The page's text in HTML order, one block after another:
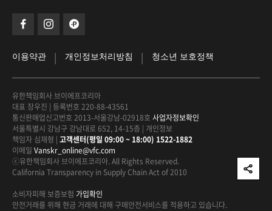
이용약관 | 개인정보처리방침 | 청소년 보호정책
유한책임회사 브이에프코리아
대표 장우진 | 등록번호 220-88-43561
통신판매업신고번호 2013-서울강남-02918호 사업자정보확인
서울특별시 강남구 강남대로 652, 14-15층 | 개인정보
책임자 심재형 | 고객센터(평일 09:00 ~ 18:00) 1522-1882
이메일 Vanskr_online@vfc.com
ⓒ유한책임회사 브이에프코리아. All Rights Reserved.
California Transparency in Supply Chain Act of 2010
소비자피해 보증보험 가입확인
안전거래를 위해 현금 거래에 대해 구매안전서비스를 적용하고 있습니다.